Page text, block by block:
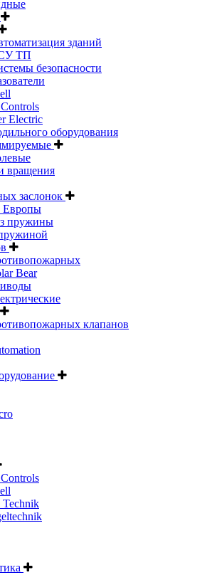
зданий
ТП
безопасности
Electric
оборудования
вращения
заслонок
Европы
пружины
Bear
клапанов
Technik